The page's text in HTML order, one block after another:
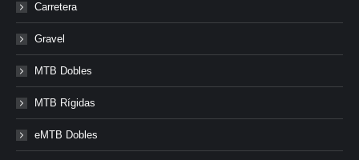
Carretera
Gravel
MTB Dobles
MTB Rígidas
eMTB Dobles